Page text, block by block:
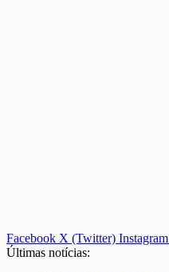
Facebook X (Twitter) Instagram
Últimas notícias: